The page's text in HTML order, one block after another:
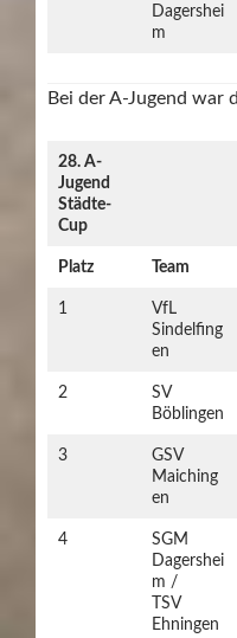
Dagershei
m
Bei der A-Jugend war
28. A-
Jugend
Städte-
Cup
Platz Team
1
VfL
Sindelfing
en
2
SV
Böblingen
3
GSV
Maiching
en
4
SGM
Dagershei
m /
TSV
Ehningen